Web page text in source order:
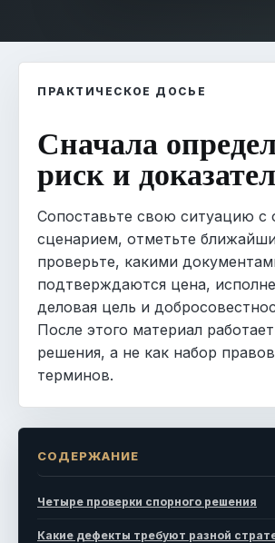
ПРАКТИЧЕСКОЕ ДОСЬЕ
Сначала
риск и
Сопоставьте свою ситуацию с
сценарием, отметьте
проверьте, какими
подтверждаются цена,
деловая цель и
После этого материал
решения, а не как набор
терминов.
СОДЕРЖАНИЕ
Четыре проверки спорного решения
Какие дефекты требуют разной